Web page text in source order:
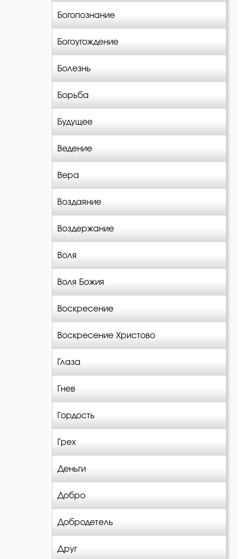
Богопознание
Богоугождение
Болезнь
Борьба
Будущее
Ведение
Вера
Воздаяние
Воздержание
Воля
Воля Божия
Воскресение
Воскресение Христово
Глаза
Гнев
Гордость
Грех
Деньги
Добро
Добродетель
Друг